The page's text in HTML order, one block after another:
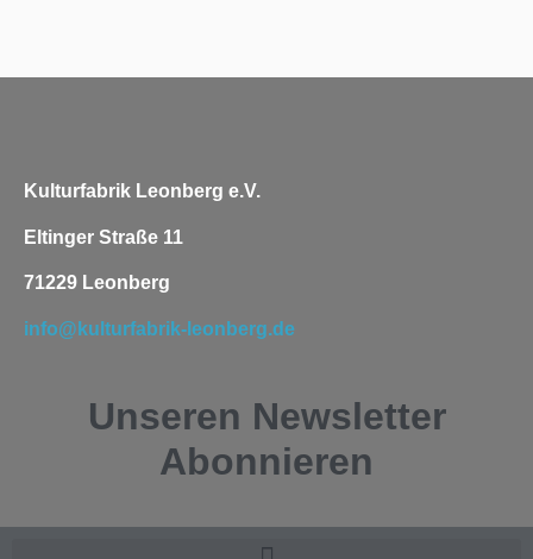
Kulturfabrik Leonberg e.V.
Eltinger Straße 11
71229 Leonberg
info@kulturfabrik-leonberg.de
Unseren Newsletter
Abonnieren